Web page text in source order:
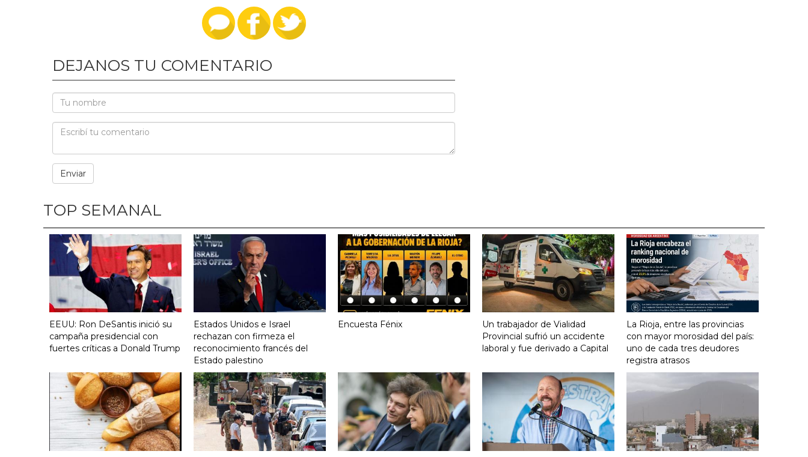
DEJANOS TU COMENTARIO
TOP SEMANAL
EEUU: Ron DeSantis inició su
campaña presidencial con
fuertes críticas a Donald Trump
Estados Unidos e Israel
rechazan con firmeza el
reconocimiento francés del
Estado palestino
Encuesta Fénix
Un trabajador de Vialidad
Provincial sufrió un accidente
laboral y fue derivado a Capital
La Rioja, entre las provincias
con mayor morosidad del país:
uno de cada tres deudores
registra atrasos